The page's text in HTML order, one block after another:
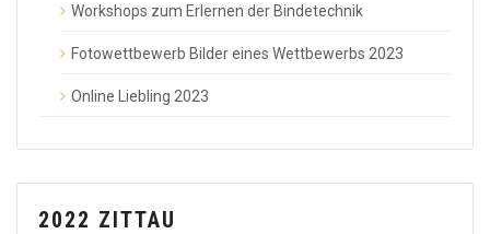
Workshops zum Erlernen der Bindetechnik
Fotowettbewerb Bilder eines Wettbewerbs 2023
Online Liebling 2023
2022 ZITTAU